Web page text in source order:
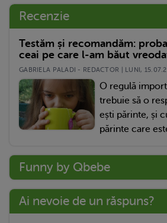
Recenzie
Testăm și recomandăm:
ceai pe care l-am băut
GABRIELA PALADI - REDACTOR | LUNI,
O regulă
trebuie să o
ești părinte, și
părinte care
Funny by Qbebe
Ai nevoie de un răspuns?